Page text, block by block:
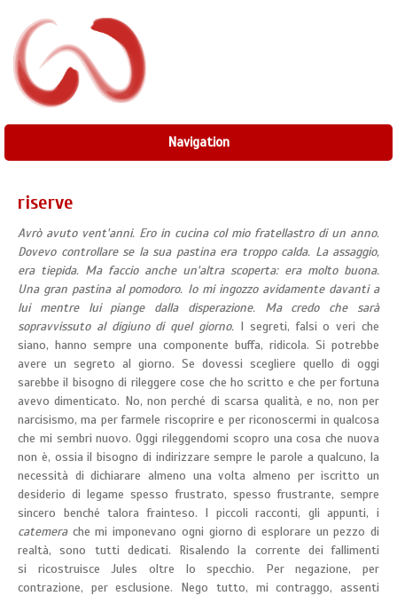
Navigation
riserve
Avrò avuto vent'anni. Ero in cucina col mio fratellastro di un anno.
Dovevo controllare se la sua pastina era troppo calda. La assaggio,
era tiepida. Ma faccio anche un'altra scoperta: era molto buona.
Una gran pastina al pomodoro. Io mi ingozzo avidamente davanti a
lui mentre lui piange dalla disperazione. Ma credo che sarà
sopravvissuto al digiuno di quel giorno. I segreti, falsi o veri che
siano, hanno sempre una componente buffa, ridicola. Si potrebbe
avere un segreto al giorno. Se dovessi scegliere quello di oggi
sarebbe il bisogno di rileggere cose che ho scritto e che per fortuna
avevo dimenticato. No, non perché di scarsa qualità, e no, non per
narcisismo, ma per farmele riscoprire e per riconoscermi in qualcosa
che mi sembri nuovo. Oggi rileggendomi scopro una cosa che nuova
non è, ossia il bisogno di indirizzare sempre le parole a qualcuno, la
necessità di dichiarare almeno una volta almeno per iscritto un
desiderio di legame spesso frustrato, spesso frustrante, sempre
sincero benché talora frainteso. I piccoli racconti, gli appunti, i
catemerache mi imponevano ogni giorno di esplorare un pezzo di
realtà, sono tutti dedicati. Risalendo la corrente dei fallimenti
si ricostruisce Jules oltre lo specchio. Per negazione, per
contrazione, per esclusione. Nego tutto, mi contraggo, assenti